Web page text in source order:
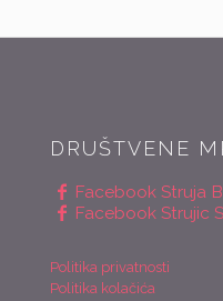
DRUŠTVENE
Facebook Struja
Facebook Strujic S
Politika privatnosti
Politika kolačića